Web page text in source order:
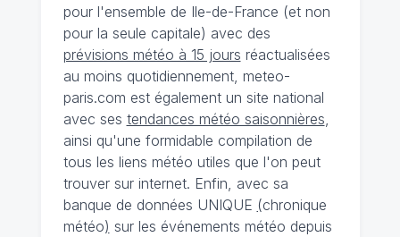
pour l'ensemble de Ile-de-France (et non
pour la seule capitale) avec des
prévisions météo à 15 jours réactualisées
au moins quotidiennement, meteo-
paris.com est également un site national
avec ses tendances météo saisonnières
ainsi qu'une formidable compilation de
tous les liens météo utiles que l'on peut
trouver sur internet. Enfin, avec sa
banque de données UNIQUE (chronique
météo) sur les événements météo depuis